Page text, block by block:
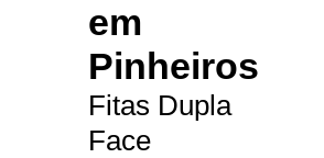
em
Pinheiros
Fitas Dupla
Face